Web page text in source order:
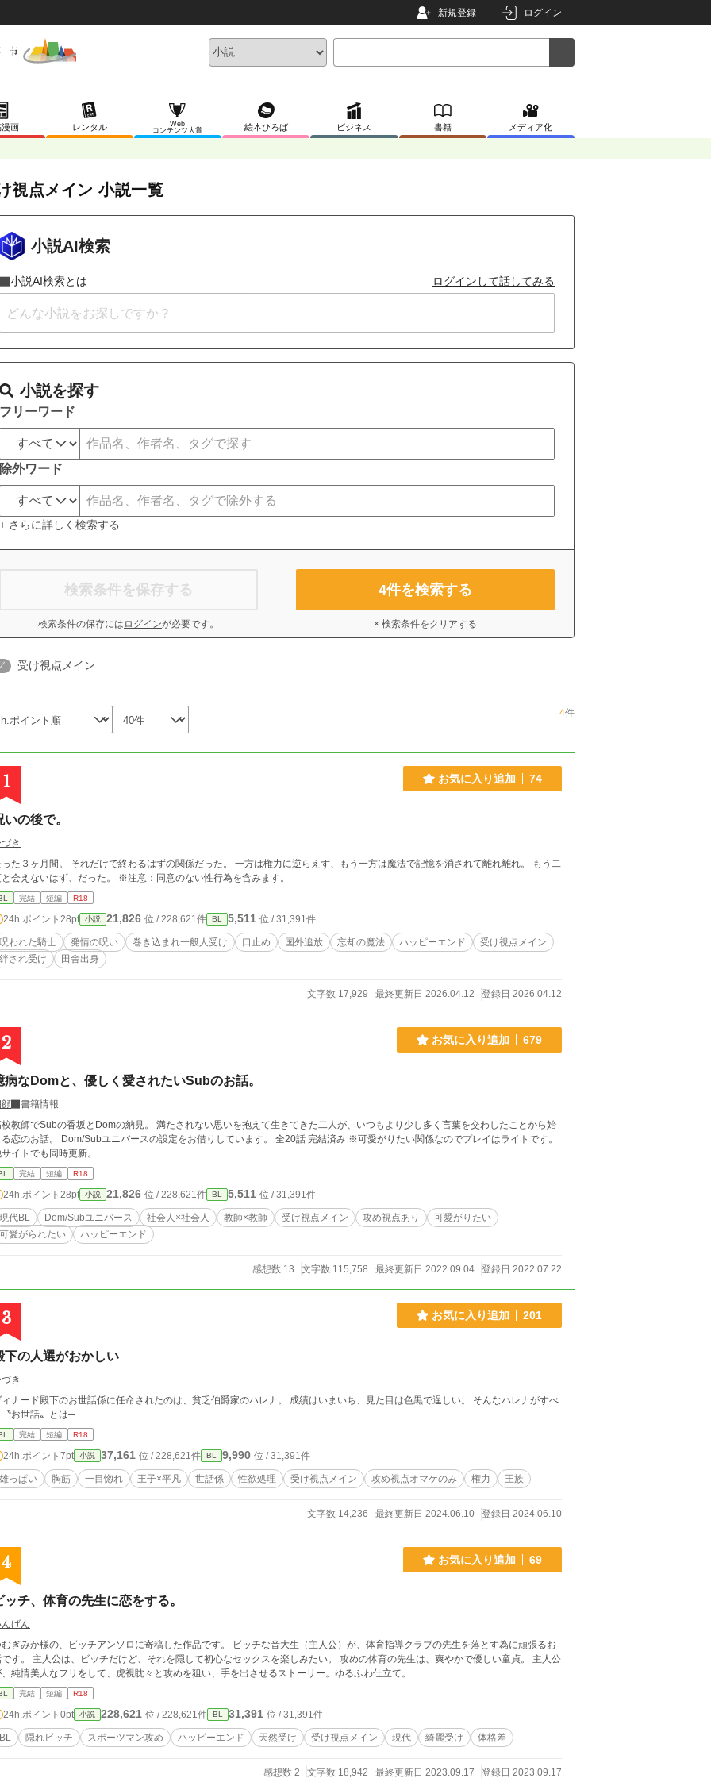
新規登録 ログイン
画 レンタル
Web
コンテンツ大賞
絵本ひろば ビジネス 書籍 メディア化
視点メイン 小説一覧
小説AI検索
小説AI検索とは ログインして話してみる
小説を探す
フリーワード
除外ワード
+ さらに詳しく検索する
検索条件を保存する
検索条件の保存には ログインが必要です。
4件を検索する
× 検索条件をクリアする
受け視点メイン
4件
1 お気に入り追加 74
いの後で。
き
た３ヶ月間。 それだけで終わるはずの関係だった。 一方は権力に逆らえず、もう一方は魔法で記憶を消されて離れ離れ。 もう二
度と会えないはず、だった。 ※注意：同意のない性行為を含みます。
完結 短編 R18
24h.ポイント 28pt 小説 21,826 位 / 228,621件 BL 5,511 位 / 31,391件
呪われた騎士 発情の呪い 巻き込まれ一般人受け 口止め 国外追放 忘却の魔法 ハッピーエンド
受け視点メイン
絆され受け
田舎出身
文字数 17,929 最終更新日 2026.04.12 登録日 2026.04.12
2 お気に入り追加 679
病なDomと、優しく愛されたいSubのお話。
書籍情報
教師でSubの香坂とDomの納見。 満たされない思いを抱えて生きてきた二人が、いつもより少し多く言葉を交わしたことから始
のお話。 Dom/Subユニバースの設定をお借りしています。 全20話 完結済み ※可愛がりたい関係なのでプレイはライトです。
イトでも同時更新。
完結 短編 R18
24h.ポイント 28pt 小説 21,826 位 / 228,621件 BL 5,511 位 / 31,391件
現代BL Dom/Subユニバース 社会人×社会人 教師×教師 受け視点メイン 攻め視点あり
可愛がりたい
可愛がられたい
ハッピーエンド
感想数 13 文字数 115,758 最終更新日 2022.09.04 登録日 2022.07.22
3 お気に入り追加 201
下の人選がおかしい
き
ナード殿下のお世話係に任命されたのは、貧乏伯爵家のハレナ。 成績はいまいち、見た目は色黒で逞しい。 そんなハレナがすべ
〝お世話〟とは─
完結 短編 R18
24h.ポイント 7pt 小説 37,161 位 / 228,621件 BL 9,990 位 / 31,391件
雄っぱい 胸筋 一目惚れ 王子×平凡 世話係 性欲処理 受け視点メイン 攻め視点オマケのみ 権力 王族
文字数 14,236 最終更新日 2024.06.10 登録日 2024.06.10
4 お気に入り追加 69
ッチ、体育の先生に恋をする。
げん
みか様の、ビッチアンソロに寄稿した作品です。 ビッチな音大生（主人公）が、体育指導クラブの先生を落とす為に頑張るお
れを隠して初心なセックスを楽しみたい。 攻めの体育の先生は、爽やかで優しい童貞。 主人公
純情美人なフリをして、虎視眈々と攻めを狙い、手を出させるストーリー。ゆるふわ仕立て。
完結 短編 R18
24h.ポイント 0pt 小説 228,621 位 / 228,621件 BL 31,391 位 / 31,391件
BL 隠れビッチ スポーツマン攻め ハッピーエンド 天然受け 受け視点メイン 現代 綺麗受け 体格差
感想数 2 文字数 18,942 最終更新日 2023.09.17 登録日 2023.09.17